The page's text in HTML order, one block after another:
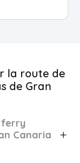
la route de
de Gran
ferry
Canaria